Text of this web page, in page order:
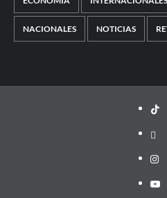
NACIONALES NOTICIAS